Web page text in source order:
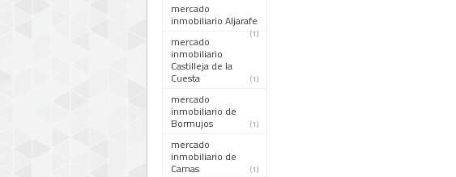
mercado
inmobiliario Aljarafe
(1)
mercado
inmobiliario
Castilleja de la
Cuesta (1)
mercado
inmobiliario de
Bormujos (1)
mercado
inmobiliario de
Camas (1)